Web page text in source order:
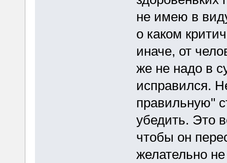
не имею в
о каком
иначе, от
же не надо в
исправился.
правильную"
убедить. Это
чтобы он
желательно не